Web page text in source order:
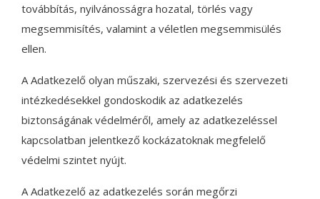
továbbítás, nyilvánosságra hozatal, törlés vagy
megsemmisítés, valamint a véletlen megsemmisülés
ellen.
A Adatkezelő olyan műszaki, szervezési és szervezeti
intézkedésekkel gondoskodik az adatkezelés
biztonságának védelméről, amely az adatkezeléssel
kapcsolatban jelentkező kockázatoknak megfelelő
védelmi szintet nyújt.
A Adatkezelő az adatkezelés során megőrzi